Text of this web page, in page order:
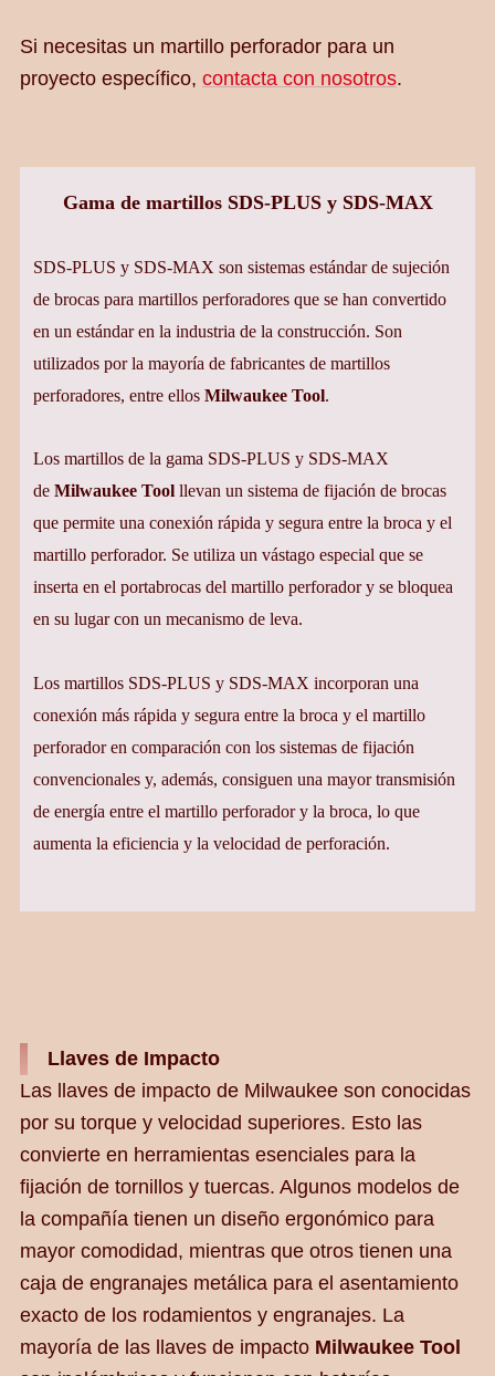
Si necesitas un martillo perforador para un
proyecto específico, contacta con nosotros.
Gama de martillos SDS-PLUS y SDS-MAX
SDS-PLUS y SDS-MAX son sistemas estándar de sujeción
de brocas para martillos perforadores que se han convertido
en un estándar en la industria de la construcción. Son
utilizados por la mayoría de fabricantes de martillos
perforadores, entre ellosMilwaukee Tool.
Los martillos de la gama SDS-PLUS y SDS-MAX
deMilwaukee Tool llevan un sistema de fijación de brocas
que permite una conexión rápida y segura entre la broca y el
martillo perforador. Se utiliza un vástago especial que se
inserta en el portabrocas del martillo perforador y se bloquea
en su lugar con un mecanismo de leva.
Los martillos SDS-PLUS y SDS-MAX incorporan una
conexión más rápida y segura entre la broca y el martillo
perforador en comparación con los sistemas de fijación
convencionales y, además, consiguen una mayor transmisión
de energía entre el martillo perforador y la broca, lo que
aumenta la eficiencia y la velocidad de perforación.
Llaves de Impacto
Las llaves de impacto de Milwaukee son conocidas
por su torque y velocidad superiores. Esto las
convierte en herramientas esenciales para la
fijación de tornillos y tuercas. Algunos modelos de
la compañía tienen un diseño ergonómico para
mayor comodidad, mientras que otros tienen una
caja de engranajes metálica para el asentamiento
exacto de los rodamientos y engranajes. La
mayoría de las llaves de impacto Milwaukee Tool